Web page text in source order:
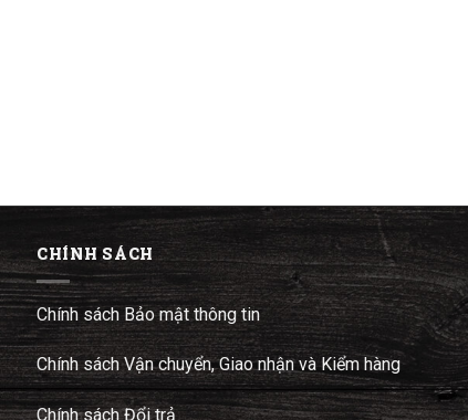
CHÍNH SÁCH
Chính sách Bảo mật thông tin
Chính sách Vận chuyển, Giao nhận và Kiểm hàng
Chính sách Đổi trả